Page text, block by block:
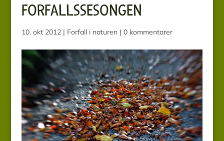
FORFALLSSESONGEN
10. okt 2012| Forfall i naturen| 0 kommentarer